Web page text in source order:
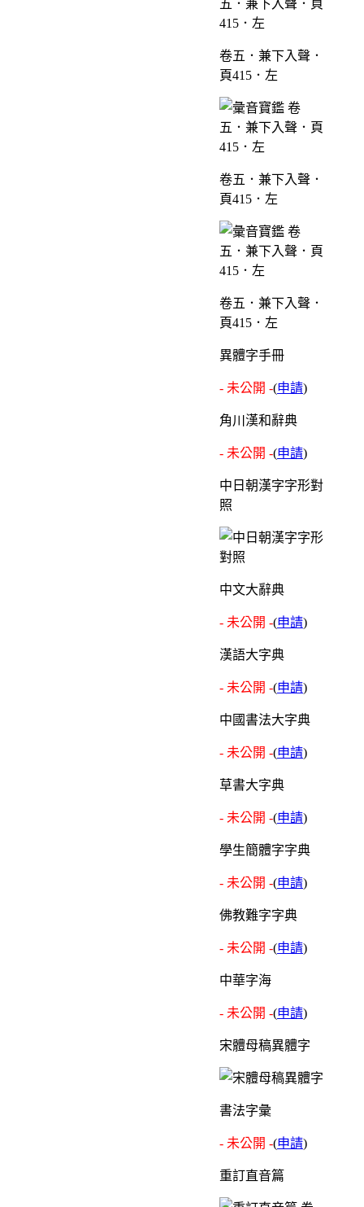
卷五．兼下入聲．
頁415．左
卷五．兼下入聲．
頁415．左
卷五．兼下入聲．
頁415．左
異體字手冊
- 未公開 -(申請)
角川漢和辭典
- 未公開 -(申請)
中日朝漢字字形對
照
中文大辭典
- 未公開 -(申請)
漢語大字典
- 未公開 -(申請)
中國書法大字典
- 未公開 -(申請)
草書大字典
- 未公開 -(申請)
學生簡體字字典
- 未公開 -(申請)
佛教難字字典
- 未公開 -(申請)
中華字海
- 未公開 -(申請)
宋體母稿異體字
書法字彙
- 未公開 -(申請)
重訂直音篇